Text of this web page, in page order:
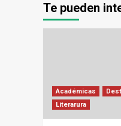
Te pueden
Académicas
Literarura